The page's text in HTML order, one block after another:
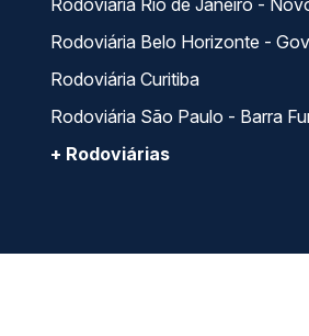
Rodoviária Rio de Janeiro -
Rodoviária Belo Horizonte -
Rodoviária Curitiba
Rodoviária São Paulo - Barra
+ Rodoviárias